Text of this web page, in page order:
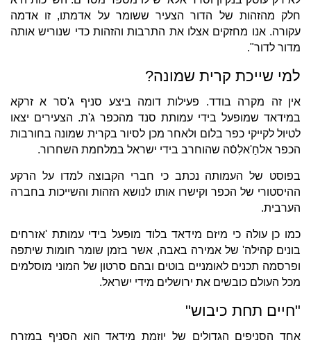
חלק מהזהות של הדור הצעיר ששומר על אדמתו, זו אדמה
עקורה. אנו מחזקים אצלו את התרבות והזהות כדי שנוריש אותה
מדור לדור".
למי שייכת קרית שמונה?
אין זה מקרה בודד. פעילות דומה ביצע סניף ג'סר א זרקא
במידאד שמופעל בידי עמותת סנד מהכפר ג'ת. הצעירים יצאו
לטיול לקייקי כפר בלום ולאחר מכן לסיור בקרית שמונה בחורבות
הכפר אלחַ'אלִסֿה שהוחרב בידי ישראל במלחמת השחרור.
בפוסט של העמותה נכתב כי חברי הקבוצה למדו על הרקע
ההיסטורי של הכפר וקישרו אותו לנושא הזהות והשייכות בחברה
הערבית.
כמו כן עולה כי מיזם מידאד בלוד מופעל בידי עמותת 'אזרחים
בונים קהילה' של אמירה באבה, אשר בזמן שומר חומות שיתפה
ופרסמה תכנים לאומניים בוטים ובהם סרטון של המוני מוסלמים
מכל העולם כובשים את ירושלים מידי ישראל.
"חיים תחת כיבוש"
אחד הסניפים הגדולים של יוזמת מידאד הוא הסניף במזרח